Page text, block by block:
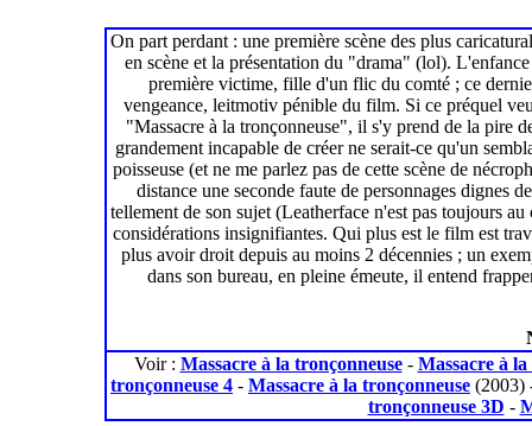
On part perdant : une première scène des plus
en scène et la présentation du "drama" (lol).
première victime, fille d'un flic du comté ; ce
vengeance, leitmotiv pénible du film. Si ce préquel
"Massacre à la tronçonneuse", il s'y prend de la pire
grandement incapable de créer ne serait-ce qu'un
poisseuse (et ne me parlez pas de cette scène de
distance une seconde faute de personnages dignes
tellement de son sujet (Leatherface n'est pas toujours
considérations insignifiantes. Qui plus est le film est
plus avoir droit depuis au moins 2 décennies ; un
dans son bureau, en pleine émeute, il entend
Voir : Massacre à la tronçonneuse - Massacre à
tronçonneuse 4 - Massacre à la tronçonneuse
tronçonneuse 3D -